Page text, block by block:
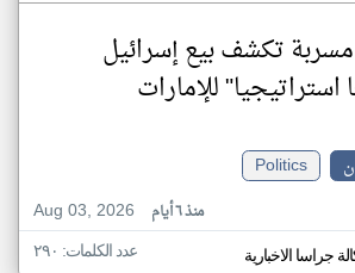
تكشف بيع إسرائيل
للإمارات
Politics
Aug 03, 2026
منذ ٦ أيام
جراسا الاخبارية عدد الكلمات: ٢٩٠